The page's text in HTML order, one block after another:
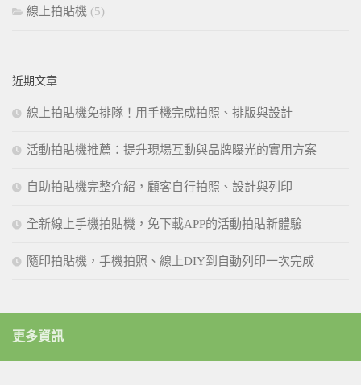
線上拍貼機 (5)
近期文章
線上拍貼機免排隊！用手機完成拍照、排版與設計
活動拍貼機推薦：提升現場互動與品牌曝光的實用方案
自助拍貼機完整介紹，顧客自行拍照、設計與列印
全新線上手機拍貼機，免下載APP的活動拍貼新體驗
隨印拍貼機，手機拍照、線上DIY到自動列印一次完成
更多資訊